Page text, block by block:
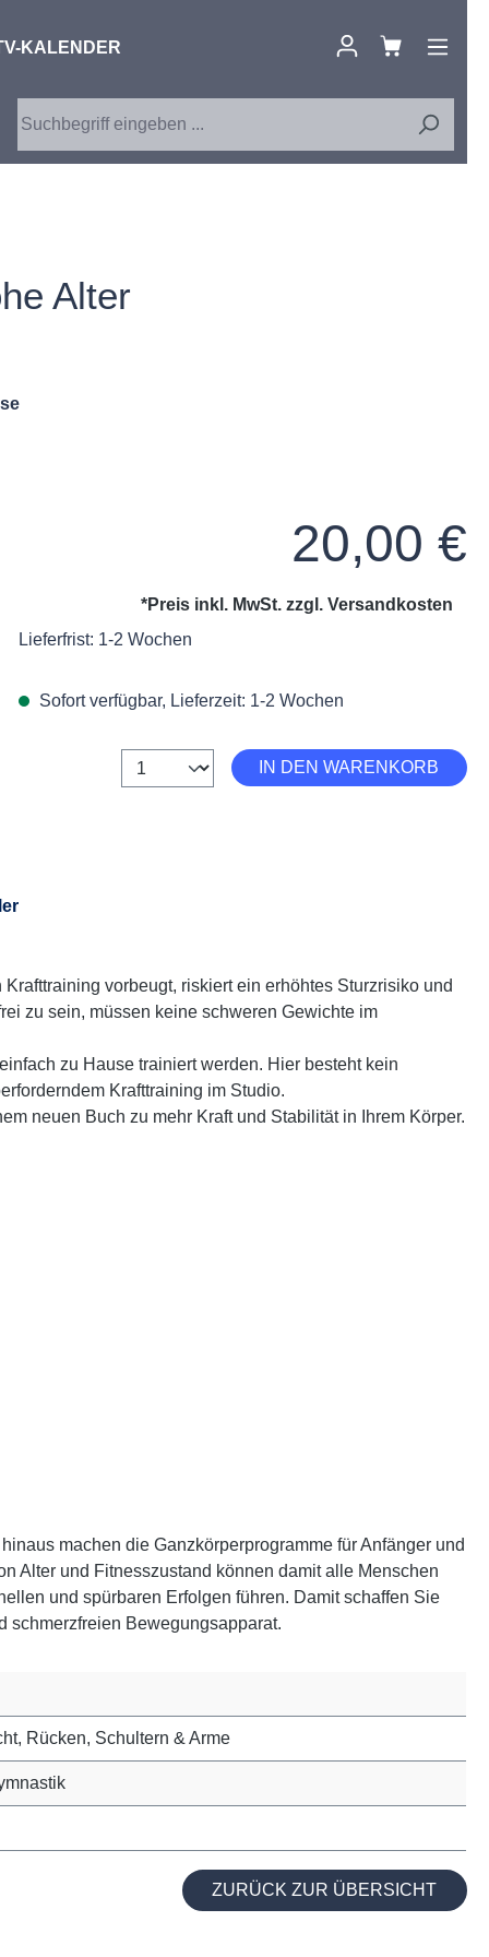
KALENDER
Alter
20,00 €
*Preis inkl. MwSt. zzgl. Versandkosten
Lieferfrist: 1-2 Wochen
Sofort verfügbar, Lieferzeit: 1-2 Wochen
Anzahl IN DEN WARENKORB
vorbeugt, riskiert ein erhöhtes Sturzrisiko und
zu sein, müssen keine schweren Gewichte im
zu Hause trainiert werden. Hier besteht kein
Krafttraining im Studio.
neuen Buch zu mehr Kraft und Stabilität in Ihrem Körper.
machen die Ganzkörperprogramme für Anfänger und
Alter und Fitnesszustand können damit alle Menschen
und spürbaren Erfolgen führen. Damit schaffen Sie
schmerzfreien Bewegungsapparat.
Rücken, Schultern & Arme
ZURÜCK ZUR ÜBERSICHT